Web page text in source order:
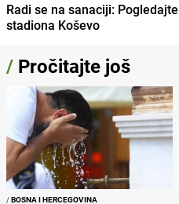
Radi se na sanaciji:
stadiona Koševo
/ Pročitajte još
/BOSNA I HERCEGOVINA